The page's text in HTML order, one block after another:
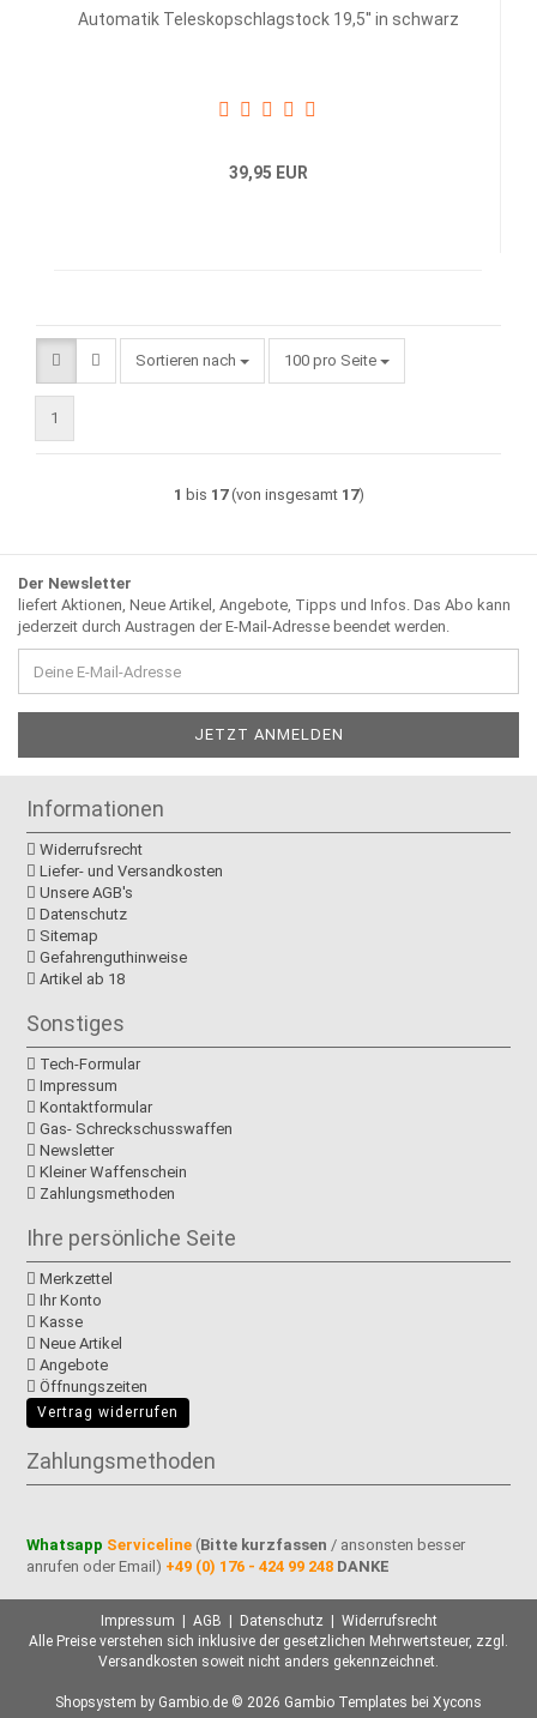
Automatik Teleskopschlagstock 19,5'' in schwarz
39,95 EUR
Sortieren nach
Sortieren nach 100 pro Seite
pro Seite
1
1 bis 17(von insgesamt 17)
Der Newsletter
liefert Aktionen, Neue Artikel, Angebote, Tipps und Infos. Das Abo kann
jederzeit durch Austragen der E-Mail-Adresse beendet werden.
Informationen
Widerrufsrecht
Liefer- und Versandkosten
Unsere AGB's
Datenschutz
Sitemap
Gefahrenguthinweise
Artikel ab 18
Sonstiges
Tech-Formular
Impressum
Kontaktformular
Gas- Schreckschusswaffen
Newsletter
Kleiner Waffenschein
Zahlungsmethoden
Ihre persönliche Seite
Merkzettel
Ihr Konto
Kasse
Neue Artikel
Angebote
Öffnungszeiten
Vertrag widerrufen
Zahlungsmethoden
Whatsapp Serviceline (Bitte kurzfassen / ansonsten besser
anrufen oder Email) +49 (0) 176 - 424 99 248 DANKE
Impressum AGB Datenschutz| Widerrufsrecht
Alle Preise verstehen sich inklusive der gesetzlichen Mehrwertsteuer, zzgl.
Versandkosten soweit nicht anders gekennzeichnet.
Shopsystem by Gambio.de © 2026 Gambio Templates bei Xycons